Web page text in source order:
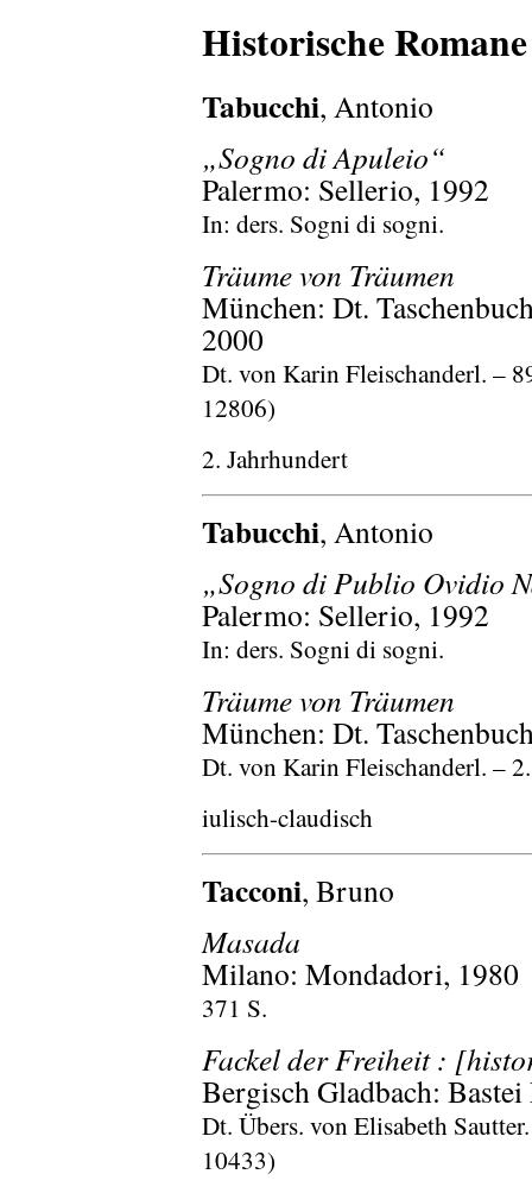
Historische
Tabucchi, Antonio
„Sogno di Apuleio“
Palermo: Sellerio, 1992
In: ders. Sogni di sogni.
Träume von Träumen
München: Dt.
2000
Dt. von Karin Fleischanderl. –
12806)
2. Jahrhundert
Tabucchi, Antonio
„Sogno di Publio Ovidio
Palermo: Sellerio, 1992
In: ders. Sogni di sogni.
Träume von Träumen
München: Dt.
Dt. von Karin Fleischanderl. –
iulisch-claudisch
Tacconi, Bruno
Masada
Milano: Mondadori, 1980
371 S.
Fackel der Freiheit :
Bergisch Gladbach:
Dt. Übers. von Elisabeth
10433)